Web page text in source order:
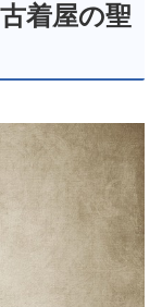
着屋の聖